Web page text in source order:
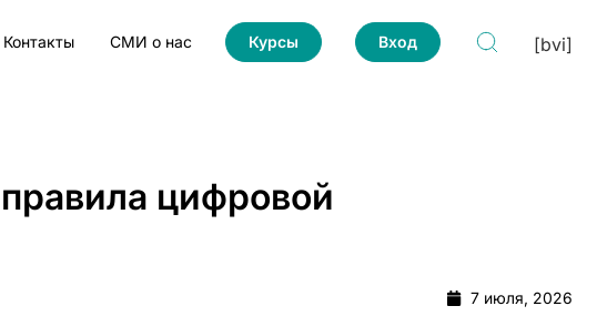
Контакты СМИ о нас Курсы Вход [bvi]
цифровой
7 июля, 2026